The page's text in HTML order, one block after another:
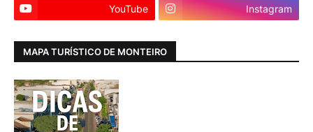
YouTube Instagram
MAPA TURÍSTICO DE MONTEIRO